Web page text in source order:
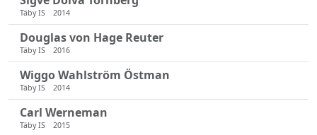
Täby IS 2014
Douglas von Hage Reuter
Täby IS 2016
Wiggo Wahlström Östman
Täby IS 2014
Carl Werneman
Täby IS 2015